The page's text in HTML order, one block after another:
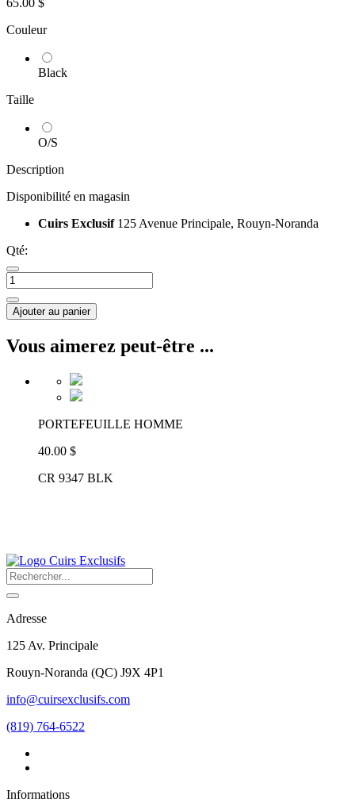
Couleur
Black
Taille
O/S
Description
Disponibilité en magasin
Cuirs Exclusif 125 Avenue Principale, Rouyn-Noranda
Qté:
Ajouter au panier
Vous aimerez peut-être ...
PORTEFEUILLE HOMME
40.00 $
CR 9347 BLK
Adresse
125 Av. Principale
Rouyn-Noranda (QC) J9X 4P1
info@cuirsexclusifs.com
(819) 764-6522
Informations